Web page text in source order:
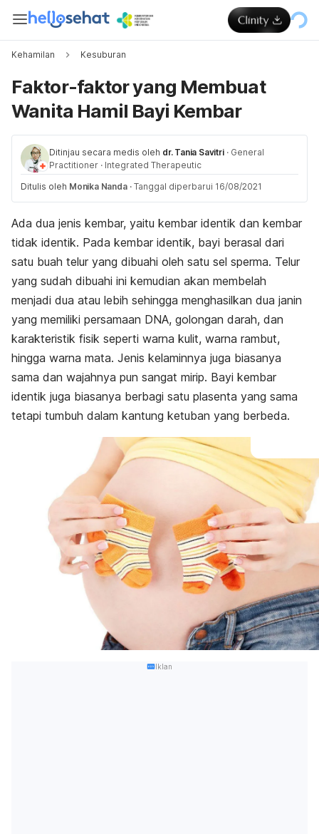
Kehamilan Kesuburan
Faktor-faktor yang Membuat
Wanita Hamil Bayi Kembar
Ditinjau secara medis oleh dr. Tania Savitri · General
Practitioner · Integrated Therapeutic
Ditulis oleh Monika Nanda · Tanggal diperbarui 16/08/2021
Ada dua jenis kembar, yaitu kembar identik dan kembar
tidak identik. Pada kembar identik, bayi berasal dari
satu buah telur yang dibuahi oleh satu sel sperma. Telur
yang sudah dibuahi ini kemudian akan membelah
menjadi dua atau lebih sehingga menghasilkan dua janin
yang memiliki persamaan DNA, golongan darah, dan
karakteristik fisik seperti warna kulit, warna rambut,
hingga warna mata. Jenis kelaminnya juga biasanya
sama dan wajahnya pun sangat mirip. Bayi kembar
identik juga biasanya berbagi satu plasenta yang sama
tetapi tumbuh dalam kantung ketuban yang berbeda.
Iklan